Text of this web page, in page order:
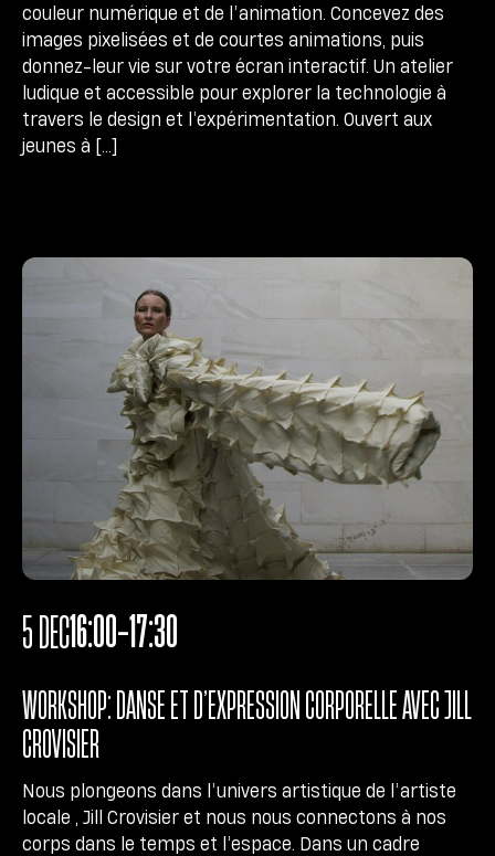
couleur numérique et de l’animation. Concevez des
images pixelisées et de courtes animations, puis
donnez-leur vie sur votre écran interactif. Un atelier
ludique et accessible pour explorer la technologie à
travers le design et l’expérimentation. Ouvert aux
jeunes à […]
WORKSHOP: DANSE ET D’EXPRESSION CORPORELLE AVEC JILL
CROVISIER
Nous plongeons dans l’univers artistique de l’artiste
locale , Jill Crovisier et nous nous connectons à nos
corps dans le temps et l’espace. Dans un cadre
5 DEC16:00-17:30